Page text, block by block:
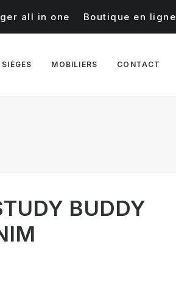
all in one Boutique en ligne
MOBILIERS CONTACT
BUDDY